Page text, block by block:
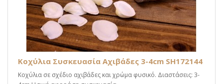
Κοχύλια Συσκευασία Αχιβάδες 3-4cm SH172144
Κοχύλια σε σχέδιο αχιβάδες και χρώμα φυσικό. Διαστάσεις: 3-